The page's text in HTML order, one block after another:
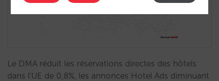
Le DMA réduit les réservations directes des hôtels
dans l'UE de 0,8%, les annonces Hotel Ads diminuant